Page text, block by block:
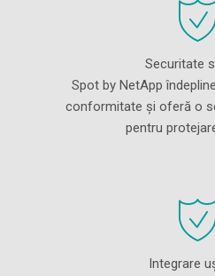
Securitate
Spot by NetApp
conformitate și oferă o
pentru
Integrare